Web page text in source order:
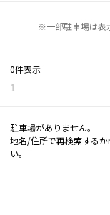
※一部駐車場は表
0件表示
1
駐車場がありません。
地名/住所で再検索する
い。